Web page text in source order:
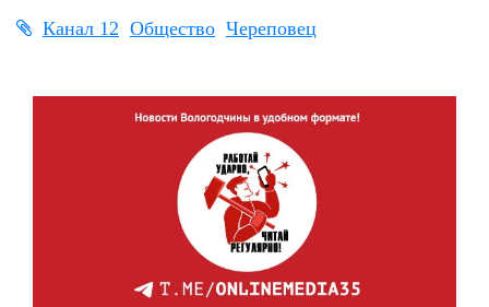
Канал 12 Общество Череповец